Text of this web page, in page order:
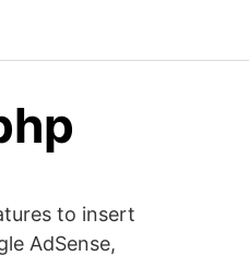
to insert
AdSense,